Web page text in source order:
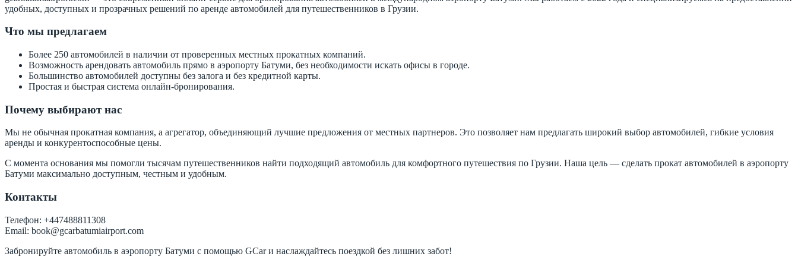
удобных, доступных и прозрачных решений по аренде автомобилей для путешественников в Грузии.
Что мы предлагаем
Более 250 автомобилей в наличии от проверенных местных прокатных компаний.
Возможность арендовать автомобиль прямо в аэропорту Батуми, без необходимости искать офисы в городе.
Большинство автомобилей доступны без залога и без кредитной карты.
Простая и быстрая система онлайн-бронирования.
Почему выбирают нас
Мы не обычная прокатная компания, а агрегатор, объединяющий лучшие предложения от местных партнеров. Это позволяет нам предлагать широкий выбор автомобилей, гибкие условия
аренды и конкурентоспособные цены.
С момента основания мы помогли тысячам путешественников найти подходящий автомобиль для комфортного путешествия по Грузии. Наша цель — сделать прокат автомобилей в аэропорту
Батуми максимально доступным, честным и удобным.
Контакты
Телефон: +447488811308
Email: book@gcarbatumiairport.com
Забронируйте автомобиль в аэропорту Батуми с помощью GCar и наслаждайтесь поездкой без лишних забот!